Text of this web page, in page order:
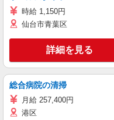
時給 1,150円
仙台市青葉区
詳細を見る
総合病院の清掃
月給 257,400円
港区